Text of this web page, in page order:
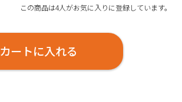
この商品は4人がお気に入りに登録しています。
カートに入れる